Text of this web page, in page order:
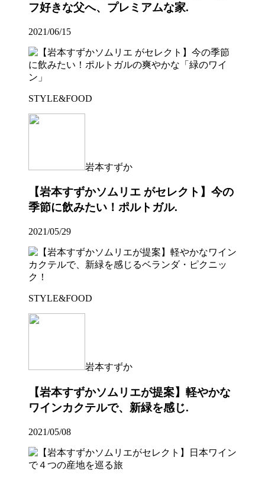
フ好きな父へ、プレミアムな家.
2021/06/15
STYLE&FOOD
岩本すずか
【岩本すずかソムリエ がセレクト】今の
季節に飲みたい！ポルトガル.
2021/05/29
STYLE&FOOD
岩本すずか
【岩本すずかソムリエが提案】軽やかな
ワインカクテルで、新緑を感じ.
2021/05/08